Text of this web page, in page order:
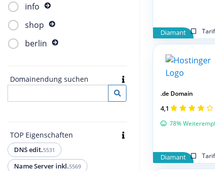
info
shop
berlin
Domainendung suchen
TOP Eigenschaften
DNS edit.5531
Name Server inkl.5569
Diamant
Diamant
.de Domain
4,1
78%